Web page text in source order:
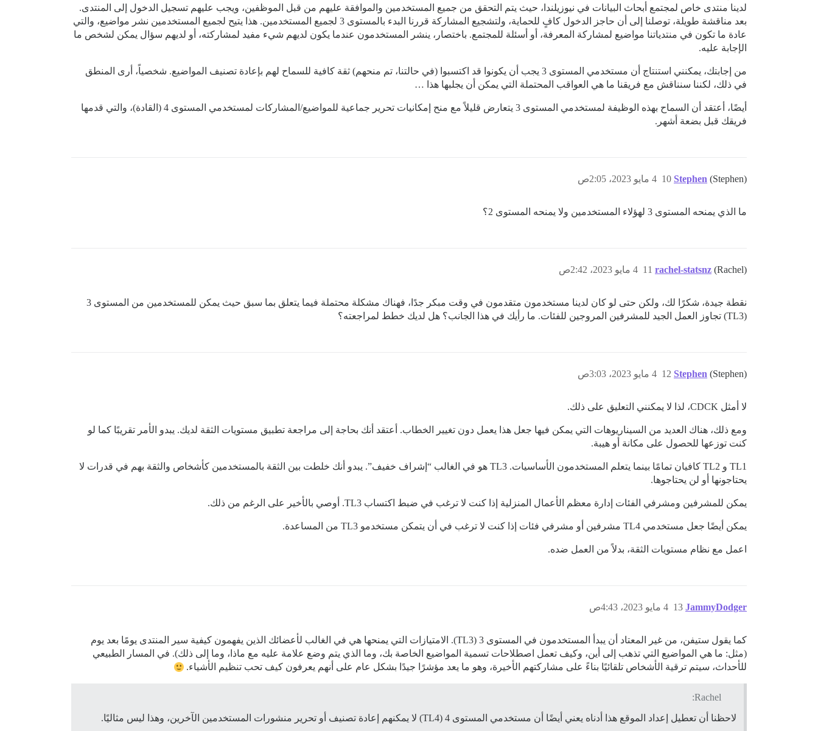
لدينا منتدى خاص لمجتمع أبحاث البيانات في نيوزيلندا، حيث يتم التحقق من جميع المستخدمين والموافقة عليهم من قبل الموظفين، ويجب عليهم تسجيل الدخول إلى المنتدى.
بعد مناقشة طويلة، توصلنا إلى أن حاجز الدخول كافٍ للحماية، ولتشجيع المشاركة قررنا البدء بالمستوى 3 لجميع المستخدمين. هذا يتيح لجميع المستخدمين نشر مواضيع، والتي
عادة ما تكون في منتدياتنا مواضيع لمشاركة المعرفة، أو أسئلة للمجتمع. باختصار، ينشر المستخدمون عندما يكون لديهم شيء مفيد لمشاركته، أو لديهم سؤال يمكن لشخص ما
الإجابة عليه.
من إجابتك، يمكنني استنتاج أن مستخدمي المستوى 3 يجب أن يكونوا قد اكتسبوا (في حالتنا، تم منحهم) ثقة كافية للسماح لهم بإعادة تصنيف المواضيع. شخصياً، أرى المنطق
في ذلك، لكننا سنناقش مع فريقنا ما هي العواقب المحتملة التي يمكن أن يجلبها هذا …
أيضًا، أعتقد أن السماح بهذه الوظيفة لمستخدمي المستوى 3 يتعارض قليلاً مع منح إمكانيات تحرير جماعية للمواضيع/المشاركات لمستخدمي المستوى 4 (القادة)، والتي قدمها
فريقك قبل بضعة أشهر.
Stephen (Stephen) 4 مايو 2023، 2:05ص 10
ما الذي يمنحه المستوى 3 لهؤلاء المستخدمين ولا يمنحه المستوى 2؟
rachel-statsnz (Rachel) 4 مايو 2023، 2:42ص 11
نقطة جيدة، شكرًا لك، ولكن حتى لو كان لدينا مستخدمون متقدمون في وقت مبكر جدًا، فهناك مشكلة محتملة فيما يتعلق بما سبق حيث يمكن للمستخدمين من المستوى 3
(TL3) تجاوز العمل الجيد للمشرفين المروجين للفئات. ما رأيك في هذا الجانب؟ هل لديك خطط لمراجعته؟
Stephen (Stephen) 4 مايو 2023، 3:03ص 12
لا أمثل CDCK، لذا لا يمكنني التعليق على ذلك.
ومع ذلك، هناك العديد من السيناريوهات التي يمكن فيها جعل هذا يعمل دون تغيير الخطاب. أعتقد أنك بحاجة إلى مراجعة تطبيق مستويات الثقة لديك. يبدو الأمر تقريبًا كما لو
كنت توزعها للحصول على مكانة أو هيبة.
TL1 و TL2 كافيان تمامًا بينما يتعلم المستخدمون الأساسيات. TL3 هو في الغالب “إشراف خفيف”. يبدو أنك خلطت بين الثقة بالمستخدمين كأشخاص والثقة بهم في قدرات لا
يحتاجونها أو لن يحتاجوها.
يمكن للمشرفين ومشرفي الفئات إدارة معظم الأعمال المنزلية إذا كنت لا ترغب في ضبط اكتساب TL3. أوصي بالأخير على الرغم من ذلك.
يمكن أيضًا جعل مستخدمي TL4 مشرفين أو مشرفي فئات إذا كنت لا ترغب في أن يتمكن مستخدمو TL3 من المساعدة.
اعمل مع نظام مستويات الثقة، بدلاً من العمل ضده.
JammyDodger 4 مايو 2023، 4:43ص 13
كما يقول ستيفن، من غير المعتاد أن يبدأ المستخدمون في المستوى 3 (TL3). الامتيازات التي يمنحها هي في الغالب لأعضائك الذين يفهمون كيفية سير المنتدى يومًا بعد يوم
(مثل: ما هي المواضيع التي تذهب إلى أين، وكيف تعمل اصطلاحات تسمية المواضيع الخاصة بك، وما الذي يتم وضع علامة عليه مع ماذا، وما إلى ذلك). في المسار الطبيعي
للأحداث، سيتم ترقية الأشخاص تلقائيًا بناءً على مشاركتهم الأخيرة، وهو ما يعد مؤشرًا جيدًا بشكل عام على أنهم يعرفون كيف تحب تنظيم الأشياء.
Rachel:
لاحظنا أن تعطيل إعداد الموقع هذا أدناه يعني أيضًا أن مستخدمي المستوى 4 (TL4) لا يمكنهم إعادة تصنيف أو تحرير منشورات المستخدمين الآخرين، وهذا ليس مثاليًا.